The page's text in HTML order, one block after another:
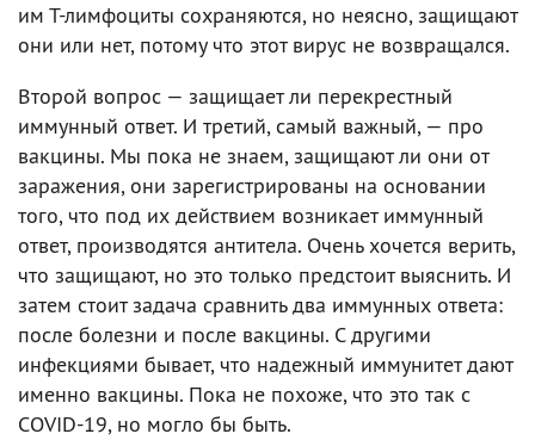
им Т-лимфоциты сохраняются, но неясно, защищают
они или нет, потому что этот вирус не возвращался.
Второй вопрос — защищает ли перекрестный
иммунный ответ. И третий, самый важный, — про
вакцины. Мы пока не знаем, защищают ли они от
заражения, они зарегистрированы на основании
того, что под их действием возникает иммунный
ответ, производятся антитела. Очень хочется верить,
что защищают, но это только предстоит выяснить. И
затем стоит задача сравнить два иммунных ответа:
после болезни и после вакцины. С другими
инфекциями бывает, что надежный иммунитет дают
именно вакцины. Пока не похоже, что это так с
COVID-19, но могло бы быть.